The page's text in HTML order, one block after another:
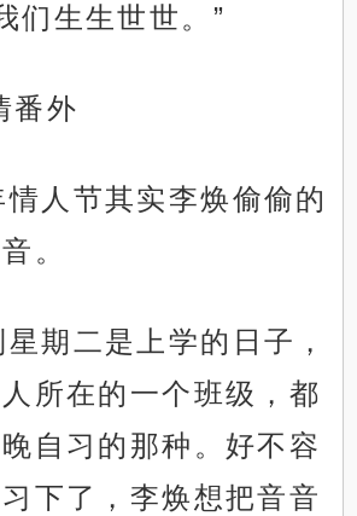
们生生世世。”
番外
情人节其实李焕偷偷的
。
期二是上学的日子，
所在的一个班级，都
自习的那种。好不容
下了，李焕想把音音